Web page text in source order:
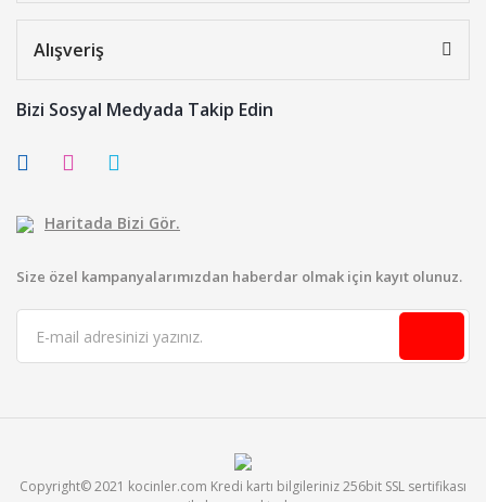
Alışveriş
Bizi Sosyal Medyada Takip Edin
Haritada Bizi Gör.
Size özel kampanyalarımızdan haberdar olmak için kayıt olunuz.
Copyright© 2021 kocinler.com Kredi kartı bilgileriniz 256bit SSL sertifikası